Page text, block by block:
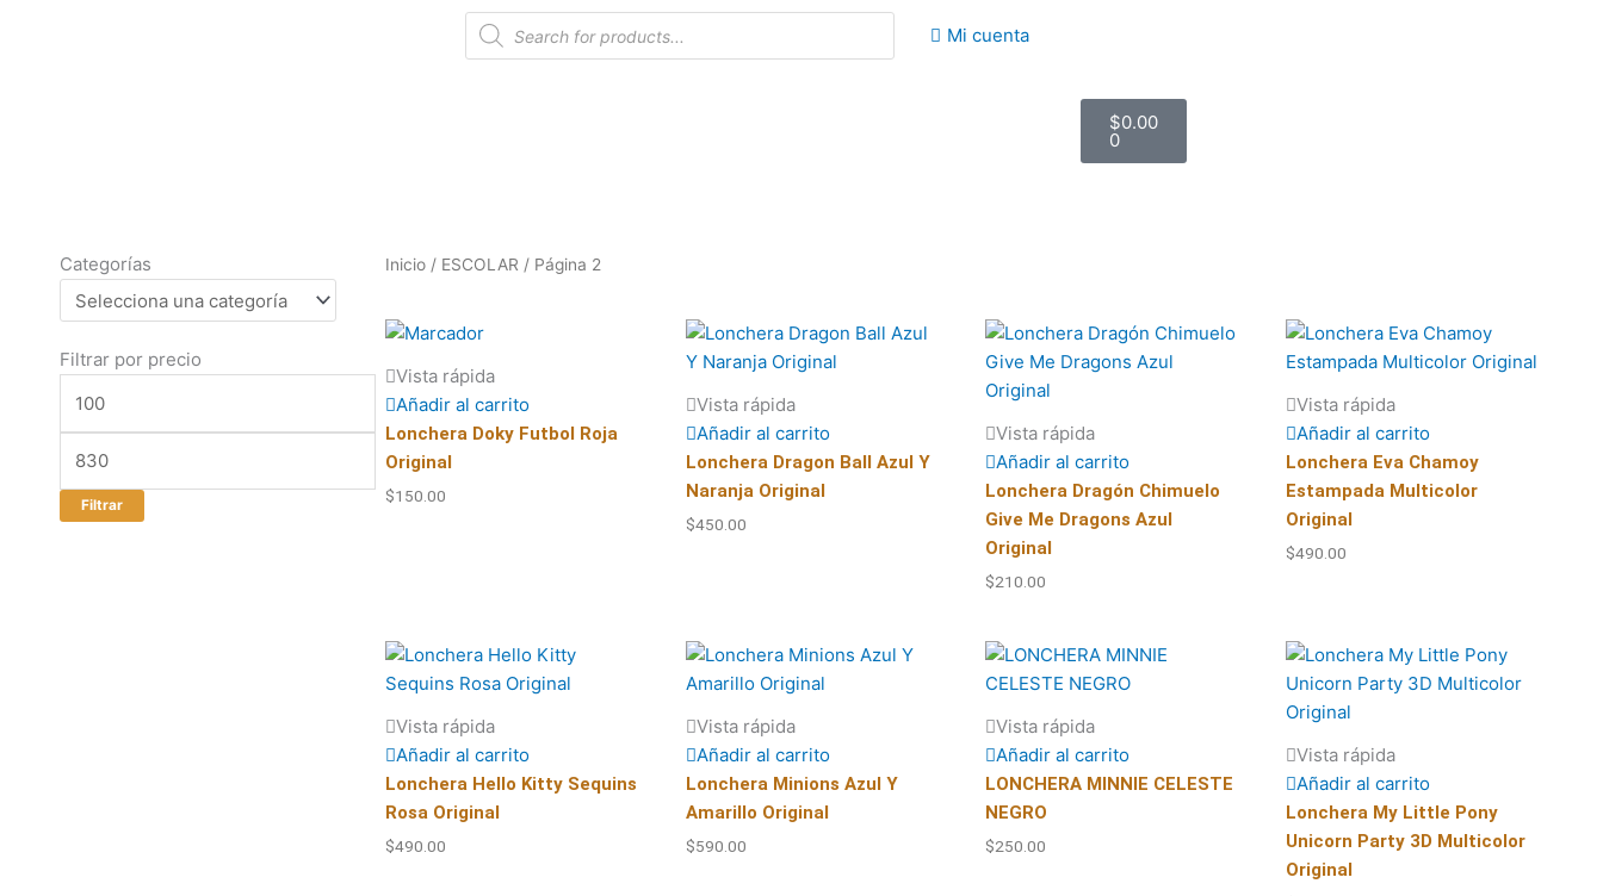
Búsqueda
de
productos
Mi cuenta
$0.00
0
Carrito
Categorías
Filtrar por precio
Precio
mínimo
Precio
máximo
Filtrar
Inicio / ESCOLAR / Página 2
Vista rápida
Añadir al carrito
Lonchera Doky Futbol Roja
Original
$150.00
Vista rápida
Añadir al carrito
Lonchera Dragon Ball Azul Y
Naranja Original
$450.00
Vista rápida
Añadir al carrito
Lonchera Dragón Chimuelo
Give Me Dragons Azul
Original
$210.00
Vista rápida
Añadir al carrito
Lonchera Eva Chamoy
Estampada Multicolor
Original
$490.00
Vista rápida
Añadir al carrito
Lonchera Hello Kitty Sequins
Rosa Original
$490.00
Vista rápida
Añadir al carrito
Lonchera Minions Azul Y
Amarillo Original
$590.00
Vista rápida
Añadir al carrito
LONCHERA MINNIE CELESTE
NEGRO
$250.00
Vista rápida
Añadir al carrito
Lonchera My Little Pony
Unicorn Party 3D Multicolor
Original